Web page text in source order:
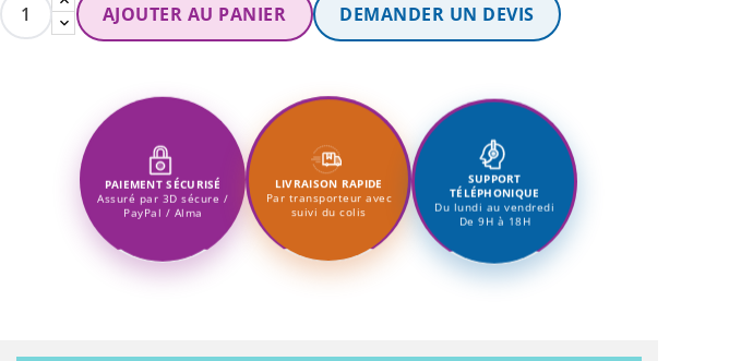
AJOUTER AU PANIER DEMANDER UN DEVIS
PAIEMENT SÉCURISÉ
Assuré par 3D sécure /
PayPal / Alma
LIVRAISON RAPIDE
Par transporteur avec
suivi du colis
SUPPORT
TÉLÉPHONIQUE
Du lundi au vendredi
De 9H à 18H